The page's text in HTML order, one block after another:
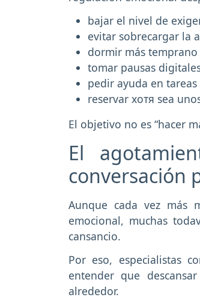
bajar el nivel de
evitar sobrecargar la
dormir más temprano
tomar pausas
pedir ayuda en
reservar хотя sea
El objetivo no es “hacer
El
conversación
Aunque cada vez más
emocional, muchas
cansancio.
Por eso, especialistas
entender que
alrededor.